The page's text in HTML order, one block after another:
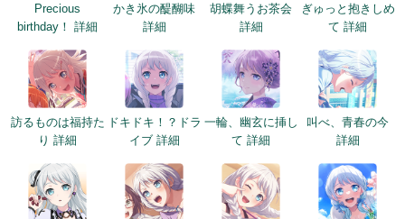
Precious
birthday！ 詳細
かき氷の醍醐味
詳細
胡蝶舞うお茶会
詳細
ぎゅっと抱きしめ
て 詳細
訪るものは福持た
り 詳細
ドキドキ！？ドラ
イブ 詳細
一輪、幽玄に挿し
て 詳細
叫べ、青春の今
詳細